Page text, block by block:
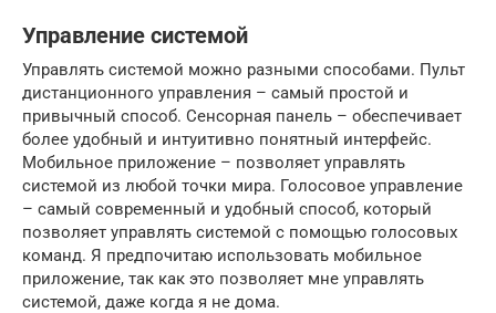
Управление системой
Управлять системой можно разными способами. Пульт
дистанционного управления – самый простой и
привычный способ. Сенсорная панель – обеспечивает
более удобный и интуитивно понятный интерфейс.
Мобильное приложение – позволяет управлять
системой из любой точки мира. Голосовое управление
– самый современный и удобный способ, который
позволяет управлять системой с помощью голосовых
команд. Я предпочитаю использовать мобильное
приложение, так как это позволяет мне управлять
системой, даже когда я не дома.